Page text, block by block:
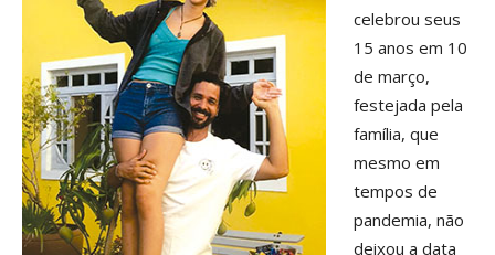
celebrou seus
15 anos em 10
de março,
festejada pela
família, que
mesmo em
tempos de
pandemia, não
deixou a data